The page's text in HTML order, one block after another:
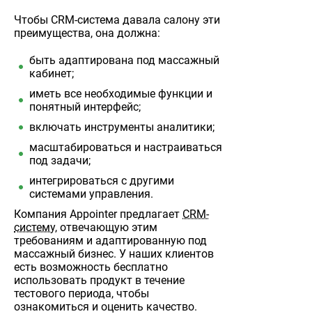
Чтобы CRM-система давала салону эти
преимущества, она должна:
быть адаптирована под массажный
кабинет;
иметь все необходимые функции и
понятный интерфейс;
включать инструменты аналитики;
масштабироваться и настраиваться
под задачи;
интегрироваться с другими
системами управления.
Компания Appointer предлагает CRM-
систему, отвечающую этим
требованиям и адаптированную под
массажный бизнес. У наших клиентов
есть возможность бесплатно
использовать продукт в течение
тестового периода, чтобы
ознакомиться и оценить качество.